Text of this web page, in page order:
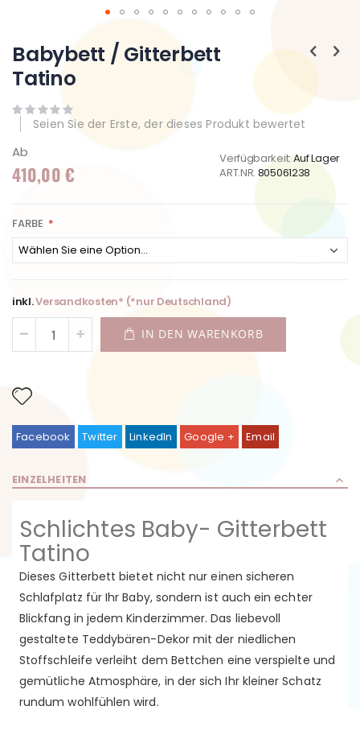
Anfang
der
Bildgalerie
springen
Babybett / Gitterbett
Tatino
Seien Sie der Erste, der dieses Produkt bewertet
Ab
410,00 €
Verfügbarkeit:Auf Lager
ART.NR. 805061238
FARBE
inkl.Versandkosten* (*nur Deutschland)
IN DEN WARENKORB
Facebook Twitter LinkedIn Google + Email
EINZELHEITEN
Schlichtes Baby- Gitterbett
Tatino
Dieses Gitterbett bietet nicht nur einen sicheren
Schlafplatz für Ihr Baby, sondern ist auch ein echter
Blickfang in jedem Kinderzimmer. Das liebevoll
gestaltete Teddybären-Dekor mit der niedlichen
Stoffschleife verleiht dem Bettchen eine verspielte und
gemütliche Atmosphäre, in der sich Ihr kleiner Schatz
rundum wohlfühlen wird.